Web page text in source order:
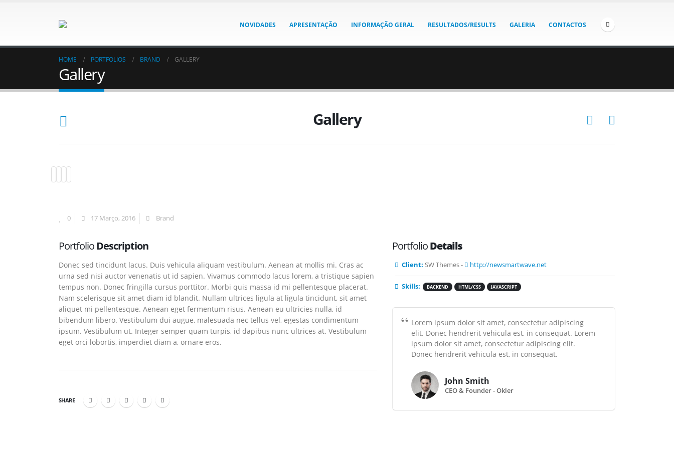
NOVIDADES APRESENTAÇÃO INFORMAÇÃO GERAL RESULTADOS/RESULTS GALERIA CONTACTOS
HOME PORTFOLIOS BRAND GALLERY
Gallery
Gallery
0 17 Março, 2016 Brand
PortfolioDescription
Donec sed tincidunt lacus. Duis vehicula aliquam vestibulum. Aenean at mollis mi. Cras ac
urna sed nisi auctor venenatis ut id sapien. Vivamus commodo lacus lorem, a tristique sapien
tempus non. Donec fringilla cursus porttitor. Morbi quis massa id mi pellentesque placerat.
Nam scelerisque sit amet diam id blandit. Nullam ultrices ligula at ligula tincidunt, sit amet
aliquet mi pellentesque. Aenean eget fermentum risus. Aenean eu ultricies nulla, id
bibendum libero. Vestibulum dui augue, malesuada nec tellus vel, egestas condimentum
ipsum. Vestibulum ut. Integer semper quam turpis, id dapibus nunc ultrices at. Vestibulum
eget orci lobortis, imperdiet diam a, ornare eros.
SHARE
PortfolioDetails
Client: SW Themes - http://newsmartwave.net
Skills: BACKEND HTML/CSS JAVASCRIPT
Lorem ipsum dolor sit amet, consectetur adipiscing
elit. Donec hendrerit vehicula est, in consequat. Lorem
ipsum dolor sit amet, consectetur adipiscing elit.
Donec hendrerit vehicula est, in consequat.
John Smith
CEO & Founder - Okler